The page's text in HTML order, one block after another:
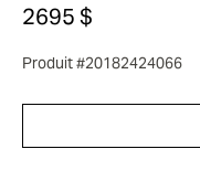
2695 $
Produit #20182424066